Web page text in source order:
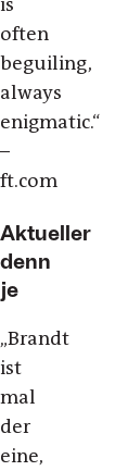
often
beguiling,
always
enigmatic.“
–
ft.com
Aktueller
denn
je
„Brandt
ist
mal
der
eine,